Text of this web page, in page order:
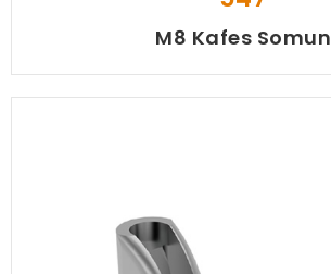
M8 Kafes Somun